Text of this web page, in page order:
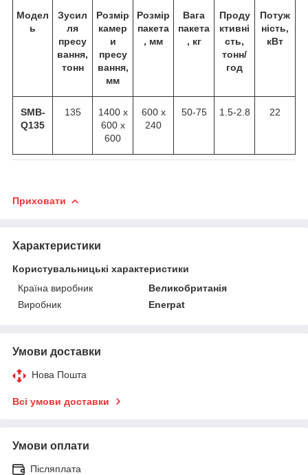
Модел
ь
Зусил
ля
пресу
вання,
тонн
Розмір
камер
и
пресу
вання,
мм
Розмір
пакета
, мм
Вага
пакета
, кг
Проду
ктивні
сть,
тонн/
год
Потуж
ність,
кВт
SMB-
Q135
135
1400 x
600 x
600
600 x
240
50-75 1.5-2.8 22
Приховати
Характеристики
Користувальницькі характеристики
Країна виробник
Великобританія
Виробник
Enerpat
Умови доставки
Нова Пошта
Всі умови доставки
Умови оплати
Післяплата